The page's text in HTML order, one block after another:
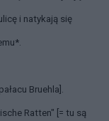
i natykają się
Bruehla].
Ratten" [= tu są